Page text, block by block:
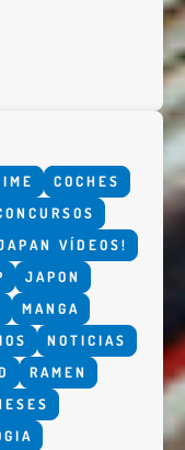
COCHES
VÍDEOS!
JAPON
MANGA
NOTICIAS
RAMEN